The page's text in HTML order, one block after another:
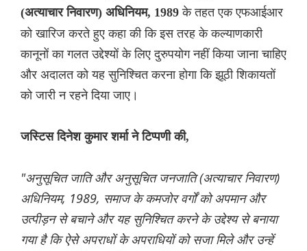
(अत्याचार निवारण) अधिनियम, 1989के तहत एक एफआईआर
को खारिज करते हुए कहा की कि इस तरह के कल्याणकारी
कानूनों का गलत उद्देश्यों के लिए दुरुपयोग नहीं किया जाना चाहिए
और अदालत को यह सुनिश्चित करना होगा कि झूठी शिकायतों
को जारी न रहने दिया जाए।
जस्टिस दिनेश कुमार शर्मा ने टिप्पणी की,
"अनुसूचित जाति और अनुसूचित जनजाति (अत्याचार निवारण)
अधिनियम, 1989, समाज के कमजोर वर्गों को अपमान और
उत्पीड़न से बचाने और यह सुनिश्चित करने के उद्देश्य से बनाया
गया है कि ऐसे अपराधों के अपराधियों को सजा मिले और उन्हें